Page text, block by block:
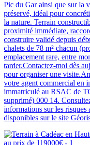
Pic du Gar ainsi que sur la
préservé, idéal pour
la nature. Terrain
proximité immédiate,
construire validé depuis
chalets de 78 m² chacun
emplacement rare, entre
tarder.Contactez-moi dès
pour organiser une
votre agent commercial en
immatriculé au RSAC de
supprimé) 000 14.
informations sur les risques
disponibles sur le site